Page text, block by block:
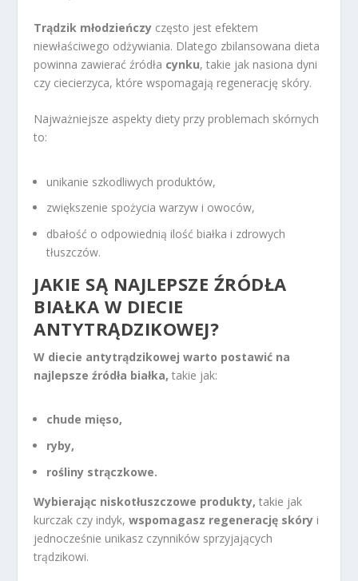
Trądzik młodzieńczy często jest efektem
niewłaściwego odżywiania. Dlatego zbilansowana dieta
powinna zawierać źródła cynku, takie jak nasiona dyni
czy ciecierzyca, które wspomagają regenerację skóry.
Najważniejsze aspekty diety przy problemach skórnych
to:
unikanie szkodliwych produktów,
zwiększenie spożycia warzyw i owoców,
dbałość o odpowiednią ilość białka i zdrowych
tłuszczów.
JAKIE SĄ NAJLEPSZE ŹRÓDŁA
BIAŁKA W DIECIE
ANTYTRĄDZIKOWEJ?
W diecie antytrądzikowej warto postawić na
najlepsze źródła białka, takie jak:
chude mięso,
ryby,
rośliny strączkowe.
Wybierając niskotłuszczowe produkty, takie jak
kurczak czy indyk,wspomagasz regenerację skóry i
jednocześnie unikasz czynników sprzyjających
trądzikowi.